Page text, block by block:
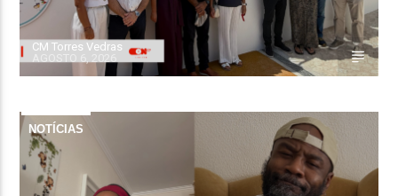
CM Torres Vedras
NOTÍCIAS